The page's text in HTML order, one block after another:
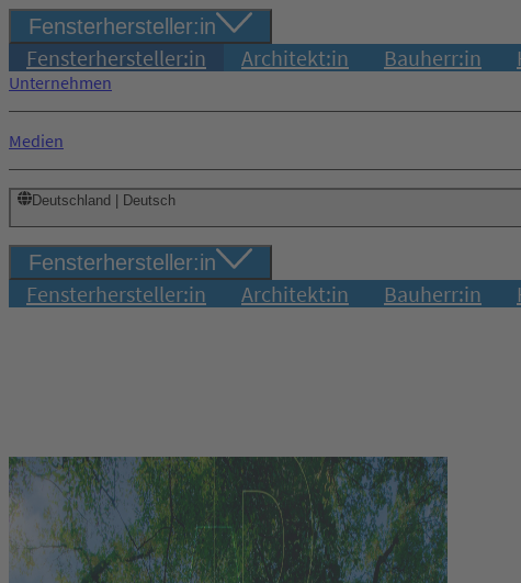
Fensterhersteller:in
Fensterhersteller:in Architekt:in Bauherr:in
Unternehmen
Medien
Deutschland | Deutsch
Fensterhersteller:in
Fensterhersteller:in Architekt:in Bauherr:in
Login